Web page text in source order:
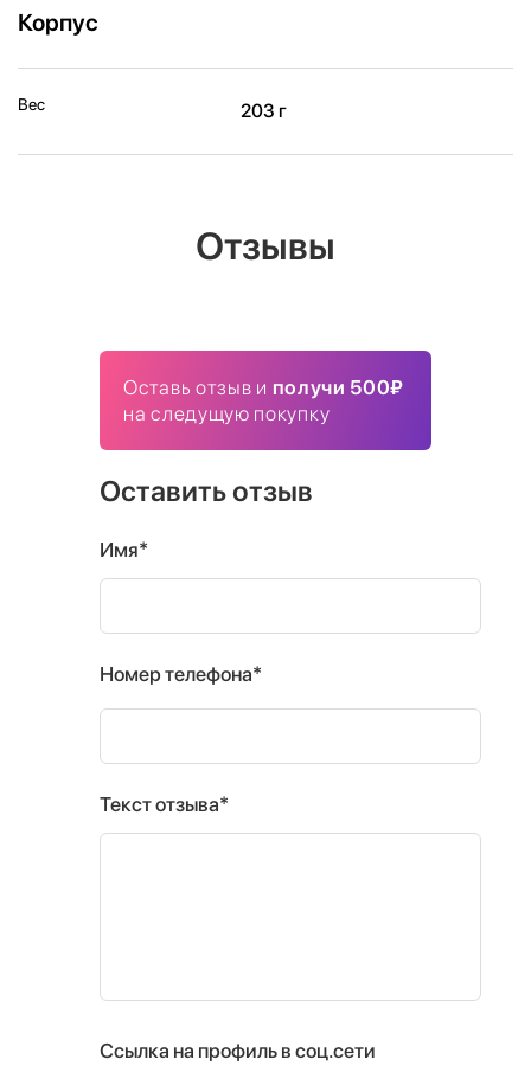
Корпус
Вес 203 г
Отзывы
Оставь отзыв и получи 500₽
на следущую покупку
Оставить отзыв
Имя*
Номер телефона*
Текст отзыва*
Ссылка на профиль в соц.сети